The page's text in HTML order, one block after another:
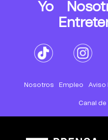
Yo
Nosotros Empleo Aviso
Canal